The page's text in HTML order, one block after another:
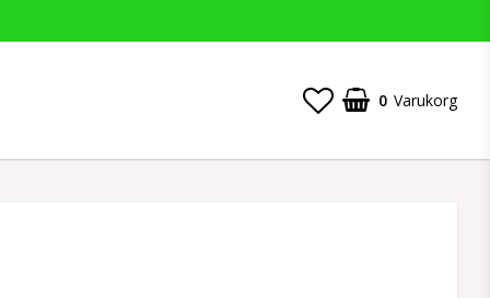
0 Varukorg